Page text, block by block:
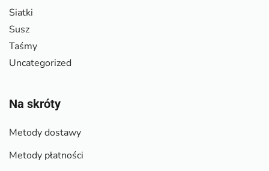
Siatki
Susz
Taśmy
Uncategorized
Na skróty
Metody dostawy
Metody płatności